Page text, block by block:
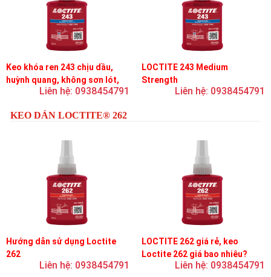
Keo khóa ren 243 chịu dầu,
huỳnh quang, không sơn lót,
dễ tháo rời, độ bền trung bình
Liên hệ: 0938454791
LOCTITE 243 Medium
Strength
Liên hệ: 0938454791
KEO DÁN LOCTITE® 262
Hướng dẫn sử dụng Loctite
262
Liên hệ: 0938454791
LOCTITE 262 giá rẻ, keo
Loctite 262 giá bao nhiêu?
Liên hệ: 0938454791